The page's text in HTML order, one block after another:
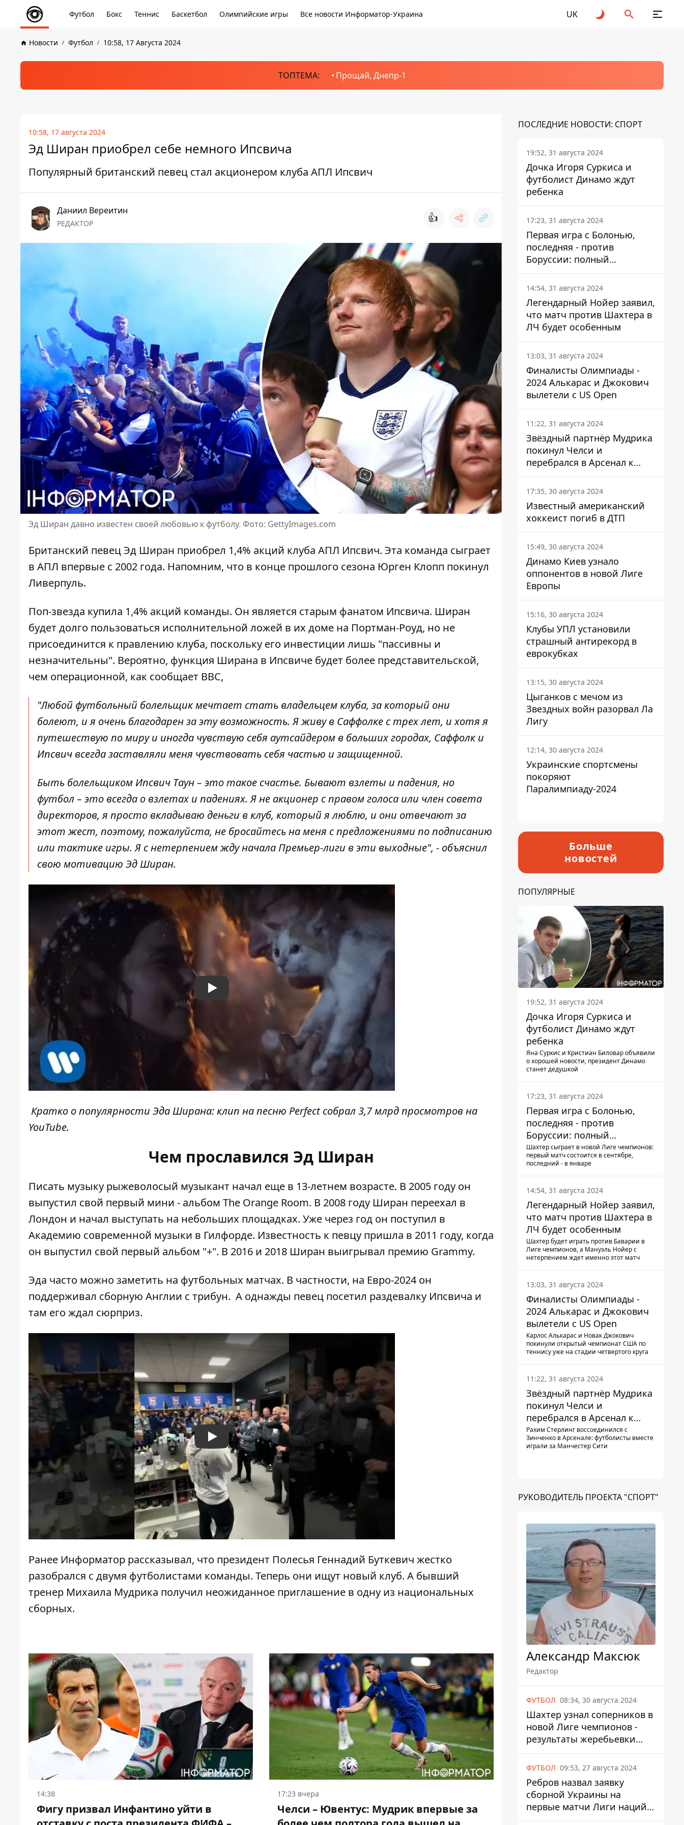
Футбол Бокс Теннис Баскетбол Олимпийские игры Все новости Информатор-Украина UK
Новости Футбол 10:58, 17 Августа 2024
ТОПТЕМА: Прощай, Днепр-1
10:58, 17 августа 2024
Эд Ширан приобрел себе немного Ипсвича
Популярный британский певец стал акционером клуба АПЛ Ипсвич
Даниил Вереитин
РЕДАКТОР 👍
Эд Ширан давно известен своей любовью к футболу. Фото: GettyImages.com
Британский певец Эд Ширан приобрел 1,4% акций клуба АПЛ Ипсвич. Эта команда сыграет
в АПЛ впервые с 2002 года. Напомним, что в конце прошлого сезона Юрген Клопп покинул
Ливерпуль.
Поп-звезда купила 1,4% акций команды. Он является старым фанатом Ипсвича. Ширан
будет долго пользоваться исполнительной ложей в их доме на Портман-Роуд, но не
присоединится к правлению клуба, поскольку его инвестиции лишь "пассивны и
незначительны". Вероятно, функция Ширана в Ипсвиче будет более представительской,
чем операционной, как сообщает BBC,
"Любой футбольный болельщик мечтает стать владельцем клуба, за который они
болеют, и я очень благодарен за эту возможность. Я живу в Саффолке с трех лет, и хотя я
путешествую по миру и иногда чувствую себя аутсайдером в больших городах, Саффолк и
Ипсвич всегда заставляли меня чувствовать себя частью и защищенной.
Быть болельщиком Ипсвич Таун – это такое счастье. Бывают взлеты и падения, но
футбол – это всегда о взлетах и ​​падениях. Я не акционер с правом голоса или член совета
директоров, я просто вкладываю деньги в клуб, который я люблю, и они отвечают за
этот жест, поэтому, пожалуйста, не бросайтесь на меня с предложениями по подписанию
или тактике игры. Я с нетерпением жду начала Премьер-лиги в эти выходные", - объяснил
свою мотивацию Эд Ширан.
Play
Кратко о популярности Эда Ширана: клип на песню Perfect собрал 3,7 млрд просмотров на
YouTube.
Чем прославился Эд Ширан
Писать музыку рыжеволосый музыкант начал еще в 13-летнем возрасте. В 2005 году он
выпустил свой первый мини - альбом The Orange Room. В 2008 году Ширан переехал в
Лондон и начал выступать на небольших площадках. Уже через год он поступил в
Академию современной музыки в Гилфорде. Известность к певцу пришла в 2011 году, когда
он выпустил свой первый альбом "+". В 2016 и 2018 Ширан выигрывал премию Grammy.
Эда часто можно заметить на футбольных матчах. В частности, на Евро-2024 он
поддерживал сборную Англии с трибун. А однажды певец посетил раздевалку Ипсвича и
там его ждал сюрприз.
Play
Ранее Информатор рассказывал, что президент Полесья Геннадий Буткевич жестко
разобрался с двумя футболистами команды. Теперь они ищут новый клуб. А бывший
тренер Михаила Мудрика получил неожиданное приглашение в одну из национальных
сборных.
14:38
Фигу призвал Инфантино уйти в
17:23 вчера
Челси – Ювентус: Мудрик впервые за
ПОСЛЕДНИЕ НОВОСТИ: СПОРТ
19:52, 31 августа 2024
Дочка Игоря Суркиса и
футболист Динамо ждут
ребенка
17:23, 31 августа 2024
Первая игра с Болонью,
последняя - против
Боруссии: полный
календарь Шахтера в новой
ЛЧ
14:54, 31 августа 2024
Легендарный Нойер заявил,
что матч против Шахтера в
ЛЧ будет особенным
13:03, 31 августа 2024
Финалисты Олимпиады -
2024 Алькарас и Джокович
вылетели с US Open
11:22, 31 августа 2024
Звёздный партнёр Мудрика
покинул Челси и
перебрался в Арсенал к
Зинченко
17:35, 30 августа 2024
Известный американский
хоккеист погиб в ДТП
15:49, 30 августа 2024
Динамо Киев узнало
оппонентов в новой Лиге
Европы
15:16, 30 августа 2024
Клубы УПЛ установили
страшный антирекорд в
еврокубках
13:15, 30 августа 2024
Цыганков с мечом из
Звездных войн разорвал Ла
Лигу
12:14, 30 августа 2024
Украинские спортсмены
покоряют
Паралимпиаду-2024
Больше
новостей
ПОПУЛЯРНЫЕ
19:52, 31 августа 2024
Дочка Игоря Суркиса и
футболист Динамо ждут
ребенка
Яна Суркис и Кристиан Биловар объявили
о хорошей новости, президент Динамо
станет дедушкой
17:23, 31 августа 2024
Первая игра с Болонью,
последняя - против
Боруссии: полный
календарь Шахтера в новой
ЛЧ
Шахтер сыграет в новой Лиге чемпионов:
первый матч состоится в сентябре,
последний - в январе
14:54, 31 августа 2024
Легендарный Нойер заявил,
что матч против Шахтера в
ЛЧ будет особенным
Шахтер будет играть против Баварии в
Лиге чемпионов, а Мануэль Нойер с
нетерпением ждет именно этот матч
13:03, 31 августа 2024
Финалисты Олимпиады -
2024 Алькарас и Джокович
вылетели с US Open
Карлос Алькарас и Новак Джокович
покинули открытый чемпионат США по
теннису уже на стадии четвертого круга
11:22, 31 августа 2024
Звёздный партнёр Мудрика
покинул Челси и
перебрался в Арсенал к
Зинченко
Рахим Стерлинг воссоединился с
Зинченко в Арсенале: футболисты вместе
играли за Манчестер Сити
РУКОВОДИТЕЛЬ ПРОЕКТА "СПОРТ"
Александр Максюк
Редактор
ФУТБОЛ 08:34, 30 августа 2024
Шахтер узнал соперников в
новой Лиге чемпионов -
результаты жеребьевки
UEFA
ФУТБОЛ 09:53, 27 августа 2024
Ребров назвал заявку
сборной Украины на
первые матчи Лиги наций
против Албании и Чехии